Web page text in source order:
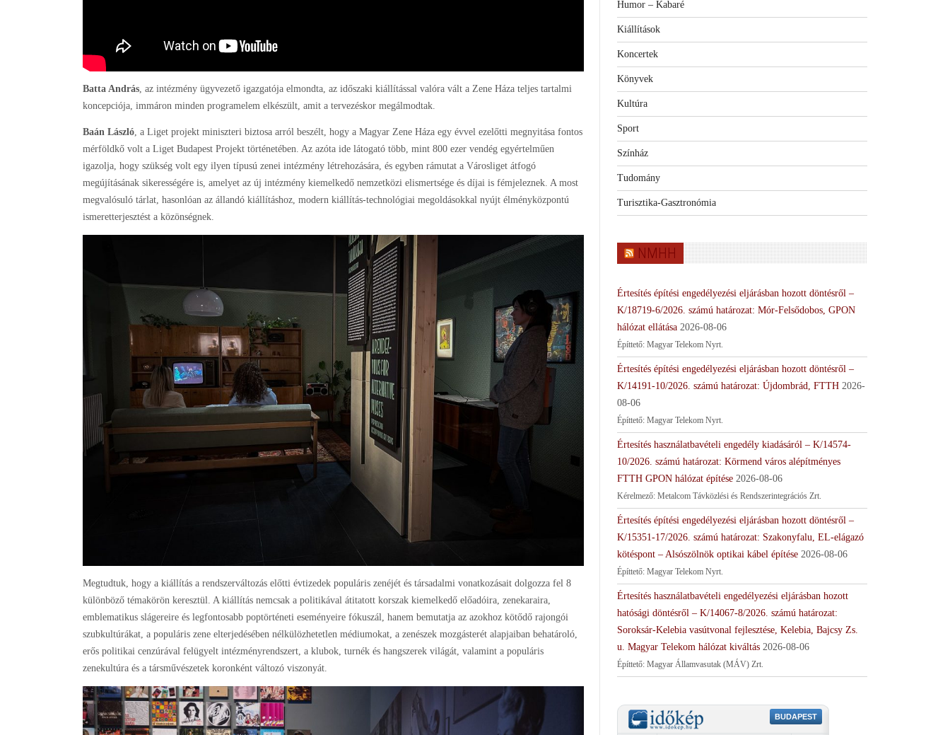
Batta András, az intézmény ügyvezető igazgatója elmondta, az időszaki kiállítással valóra vált a Zene Háza teljes tartalmi
koncepciója, immáron minden programelem elkészült, amit a tervezéskor megálmodtak.
Baán László, a Liget projekt miniszteri biztosa arról beszélt, hogy a Magyar Zene Háza egy évvel ezelőtti megnyitása fontos
mérföldkő volt a Liget Budapest Projekt történetében. Az azóta ide látogató több, mint 800 ezer vendég egyértelműen
igazolja, hogy szükség volt egy ilyen típusú zenei intézmény létrehozására, és egyben rámutat a Városliget átfogó
megújításának sikerességére is, amelyet az új intézmény kiemelkedő nemzetközi elismertsége és díjai is fémjeleznek. A most
megvalósuló tárlat, hasonlóan az állandó kiállításhoz, modern kiállítás-technológiai megoldásokkal nyújt élményközpontú
ismeretterjesztést a közönségnek.
Megtudtuk, hogy a kiállítás a rendszerváltozás előtti évtizedek populáris zenéjét és társadalmi vonatkozásait dolgozza fel 8
különböző témakörön keresztül. A kiállítás nemcsak a politikával átitatott korszak kiemelkedő előadóira, zenekaraira,
emblematikus slágereire és legfontosabb poptörténeti eseményeire fókuszál, hanem bemutatja az azokhoz kötődő rajongói
szubkultúrákat, a populáris zene elterjedésében nélkülözhetetlen médiumokat, a zenészek mozgásterét alapjaiban behatároló,
erős politikai cenzúrával felügyelt intézményrendszert, a klubok, turnék és hangszerek világát, valamint a populáris
zenekultúra és a társművészetek koronként változó viszonyát.
Humor – Kabaré
Kiállítások
Koncertek
Könyvek
Kultúra
Sport
Színház
Tudomány
Turisztika-Gasztronómia
NMHH
Értesítés építési engedélyezési eljárásban hozott döntésről –
K/18719-6/2026. számú határozat: Mór-Felsődobos, GPON
hálózat ellátása 2026-08-06
Építtető: Magyar Telekom Nyrt.
Értesítés építési engedélyezési eljárásban hozott döntésről –
K/14191-10/2026. számú határozat: Újdombrád, FTTH 2026-
08-06
Építtető: Magyar Telekom Nyrt.
Értesítés használatbavételi engedély kiadásáról – K/14574-
10/2026. számú határozat: Körmend város alépítményes
FTTH GPON hálózat építése 2026-08-06
Kérelmező: Metalcom Távközlési és Rendszerintegrációs Zrt.
Értesítés építési engedélyezési eljárásban hozott döntésről –
K/15351-17/2026. számú határozat: Szakonyfalu, EL-elágazó
kötéspont – Alsószölnök optikai kábel építése 2026-08-06
Építtető: Magyar Telekom Nyrt.
Értesítés használatbavételi engedélyezési eljárásban hozott
hatósági döntésről – K/14067-8/2026. számú határozat:
Soroksár-Kelebia vasútvonal fejlesztése, Kelebia, Bajcsy Zs.
u. Magyar Telekom hálózat kiváltás 2026-08-06
Építtető: Magyar Államvasutak (MÁV) Zrt.